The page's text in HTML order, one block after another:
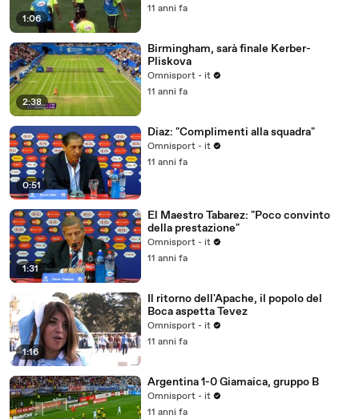
1:06
11 anni fa
2:38
Birmingham, sarà finale Kerber-
Pliskova
Omnisport - it
11 anni fa
0:51
Diaz: "Complimenti alla squadra"
Omnisport - it
11 anni fa
1:31
El Maestro Tabarez: "Poco convinto
della prestazione"
Omnisport - it
11 anni fa
1:16
Il ritorno dell'Apache, il popolo del
Boca aspetta Tevez
Omnisport - it
11 anni fa
Argentina 1-0 Giamaica, gruppo B
Omnisport - it
11 anni fa